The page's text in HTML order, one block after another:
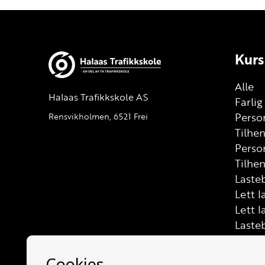
Halaas Trafikkskole AS
Rensvikholmen, 6521 Frei
Kurs
Alle
Lett
Lett
Buss